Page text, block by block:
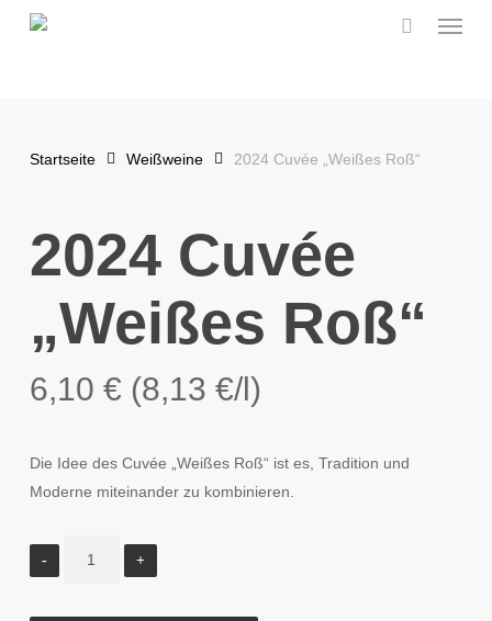
Menu
Startseite Weißweine 2024 Cuvée „Weißes Roß“
2024 Cuvée
„Weißes Roß“
6,10 € (8,13 €/l)
Die Idee des Cuvée „Weißes Roß“ ist es, Tradition und
Moderne miteinander zu kombinieren.